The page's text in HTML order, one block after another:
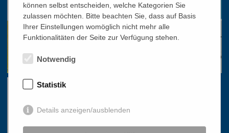
können selbst entscheiden, welche Kategorien Sie
zulassen möchten. Bitte beachten Sie, dass auf Basis
Ihrer Einstellungen womöglich nicht mehr alle
Funktionalitäten der Seite zur Verfügung stehen.
Notwendig
Statistik
Details anzeigen/ausblenden